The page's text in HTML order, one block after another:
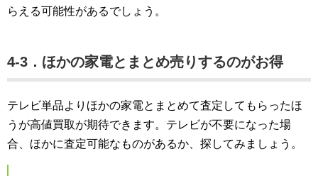
らえる可能性があるでしょう。
4-3．ほかの家電とまとめ売りするのがお得
テレビ単品よりほかの家電とまとめて査定してもらったほ
うが高値買取が期待できます。テレビが不要になった場
合、ほかに査定可能なものがあるか、探してみましょう。